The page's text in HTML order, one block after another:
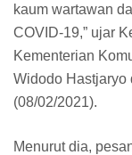
kaum wartawan
COVID-19,” ujar
Kementerian
Widodo Hastjaryo
(08/02/2021).
Menurut dia,